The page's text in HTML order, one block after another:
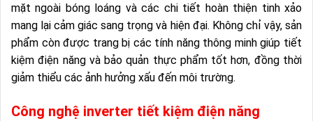
mặt ngoài bóng loáng và các chi tiết hoàn thiện tinh xảo
mang lại cảm giác sang trọng và hiện đại. Không chỉ vậy, sản
phẩm còn được trang bị các tính năng thông minh giúp tiết
kiệm điện năng và bảo quản thực phẩm tốt hơn, đồng thời
giảm thiểu các ảnh hưởng xấu đến môi trường.
Công nghệ inverter tiết kiệm điện năng